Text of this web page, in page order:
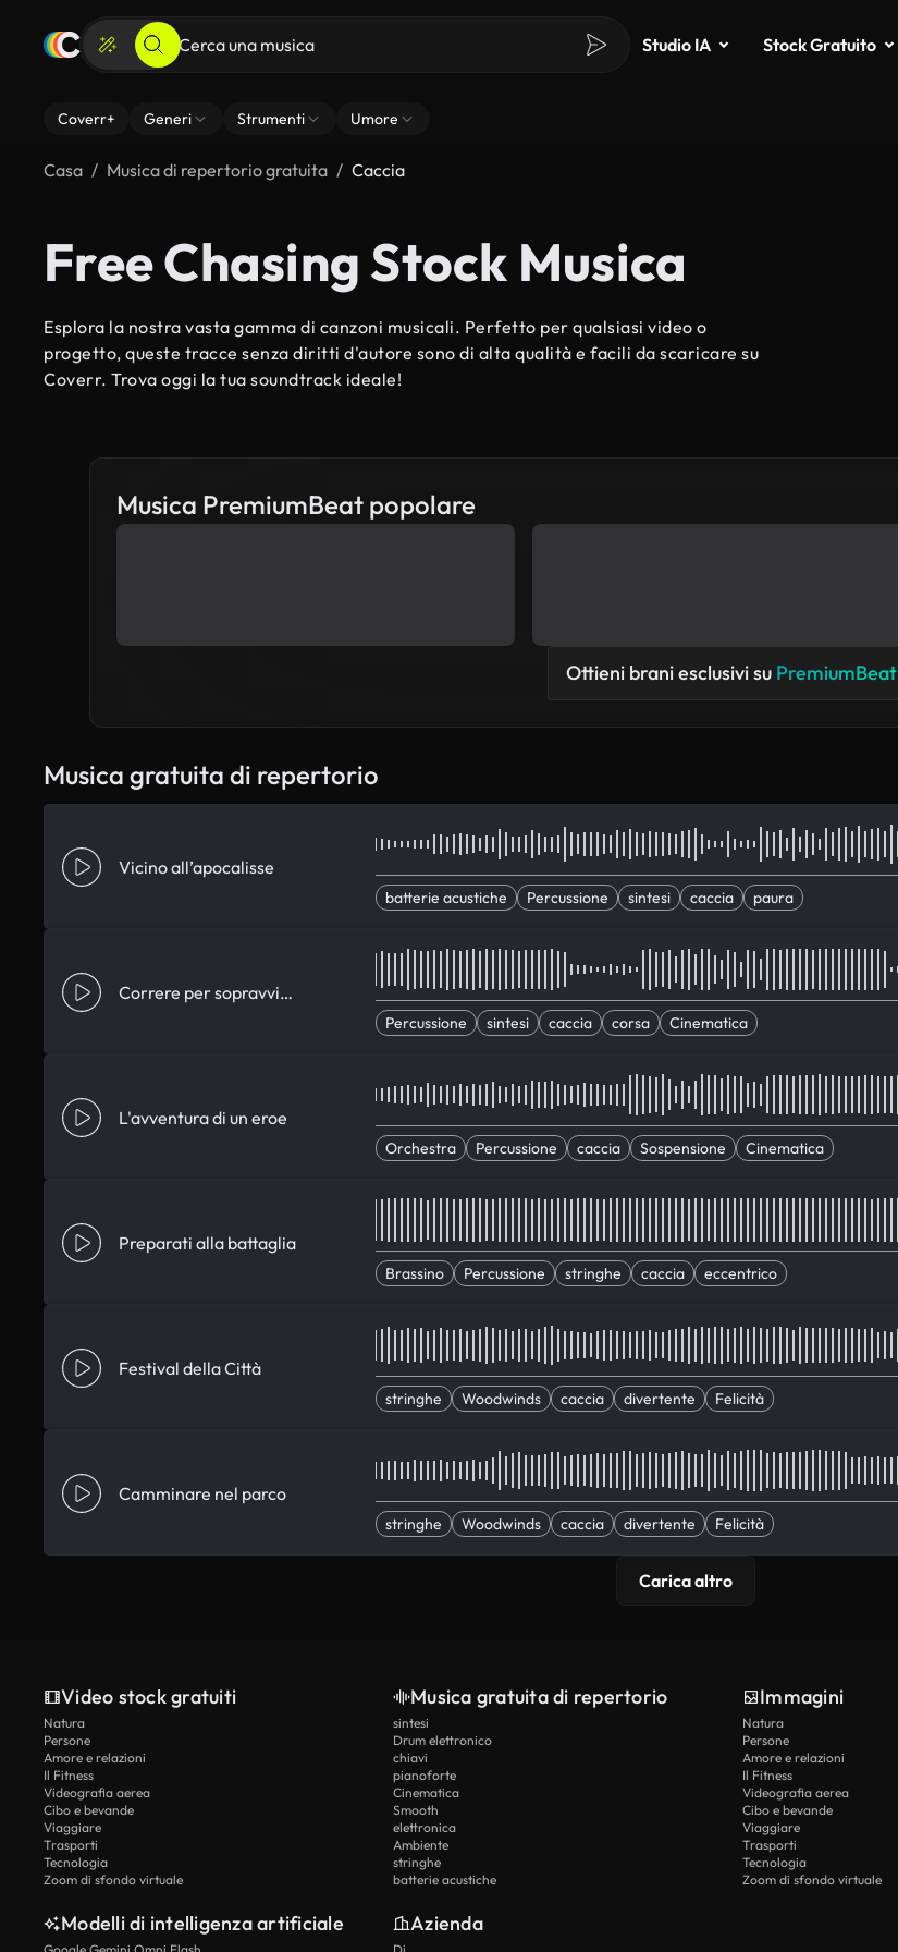
Studio IA Stock Gratuito
Coverr+ Generi Strumenti Umore
Casa Musica di repertorio gratuita Caccia
Free Chasing Stock Musica
Esplora la nostra vasta gamma di canzoni musicali. Perfetto per qualsiasi video o
progetto, queste tracce senza diritti d'autore sono di alta qualità e facili da scaricare su
Coverr. Trova oggi la tua soundtrack ideale!
Musica PremiumBeat popolare
Ottieni brani esclusivi su PremiumBeat
Musica gratuita di repertorio
Vicino all’apocalisse
batterie acustiche Percussione sintesi caccia paura
Correre per sopravvivere
Percussione sintesi caccia corsa Cinematica
L'avventura di un eroe
Orchestra Percussione caccia Sospensione Cinematica
Preparati alla battaglia
Brassino Percussione stringhe caccia eccentrico
Festival della Città
stringhe Woodwinds caccia divertente Felicità
Camminare nel parco
stringhe Woodwinds caccia divertente Felicità
Carica altro
Video stock gratuiti
Natura
Persone
Amore e relazioni
Il Fitness
Videografia aerea
Cibo e bevande
Viaggiare
Trasporti
Tecnologia
Zoom di sfondo virtuale
Musica gratuita di repertorio
sintesi
Drum elettronico
chiavi
pianoforte
Cinematica
Smooth
elettronica
Ambiente
stringhe
batterie acustiche
Immagini
Natura
Persone
Amore e relazioni
Il Fitness
Videografia aerea
Cibo e bevande
Viaggiare
Trasporti
Tecnologia
Zoom di sfondo virtuale
Modelli di intelligenza artificiale Azienda